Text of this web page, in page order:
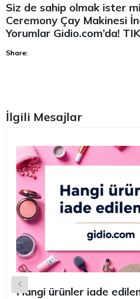
Siz de sahip olmak ister
Ceremony Çay Makinesi
Yorumlar Gidio.com’da!
Share:
İlgili Mesajlar
Hangi ürünler iade